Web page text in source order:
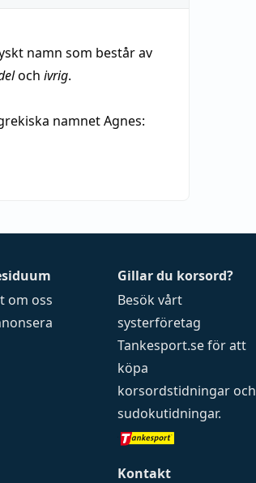
namn som består av
och ivrig.
namnet Agnes:
om oss
Gillar du korsord?
Besök vårt
systerföretag
Tankesport.seför att
köpa
korsordstidningar och
sudokutidningar.
Kontakt